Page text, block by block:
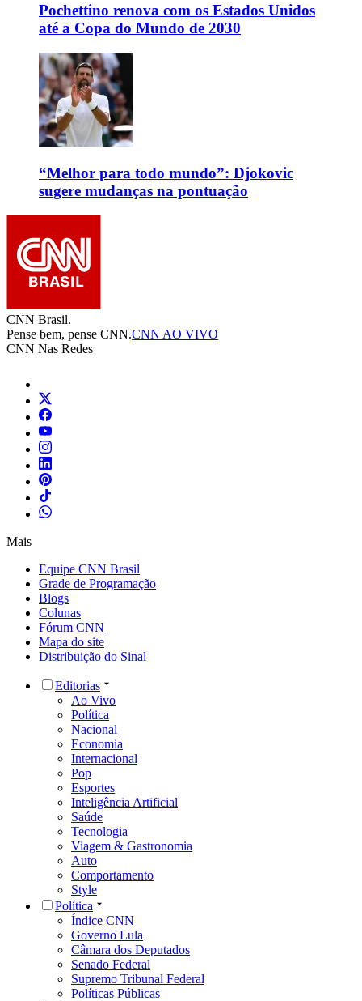
Pochettino renova com os Estados Unidos
até a Copa do Mundo de 2030
“Melhor para todo mundo”: Djokovic
sugere mudanças na pontuação
CNN Brasil.
Pense bem, pense CNN.CNN AO VIVO
CNN Nas Redes
Mais
Equipe CNN Brasil
Grade de Programação
Blogs
Colunas
Fórum CNN
Mapa do site
Distribuição do Sinal
Editorias
Ao Vivo
Política
Nacional
Economia
Internacional
Pop
Esportes
Inteligência Artificial
Saúde
Tecnologia
Viagem & Gastronomia
Auto
Comportamento
Style
Política
Índice CNN
Governo Lula
Câmara dos Deputados
Senado Federal
Supremo Tribunal Federal
Políticas Públicas